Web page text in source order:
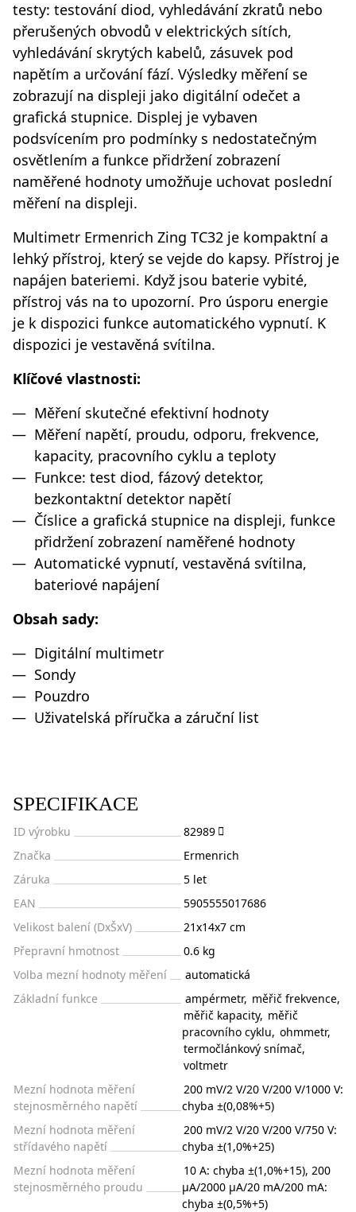
testy: testování diod, vyhledávání zkratů nebo
přerušených obvodů v elektrických sítích,
vyhledávání skrytých kabelů, zásuvek pod
napětím a určování fází. Výsledky měření se
zobrazují na displeji jako digitální odečet a
grafická stupnice. Displej je vybaven
podsvícením pro podmínky s nedostatečným
osvětlením a funkce přidržení zobrazení
naměřené hodnoty umožňuje uchovat poslední
měření na displeji.
Multimetr Ermenrich Zing TC32 je kompaktní a
lehký přístroj, který se vejde do kapsy. Přístroj je
napájen bateriemi. Když jsou baterie vybité,
přístroj vás na to upozorní. Pro úsporu energie
je k dispozici funkce automatického vypnutí. K
dispozici je vestavěná svítilna.
Klíčové vlastnosti:
Měření skutečné efektivní hodnoty
Měření napětí, proudu, odporu, frekvence,
kapacity, pracovního cyklu a teploty
Funkce: test diod, fázový detektor,
bezkontaktní detektor napětí
Číslice a grafická stupnice na displeji, funkce
přidržení zobrazení naměřené hodnoty
Automatické vypnutí, vestavěná svítilna,
bateriové napájení
Obsah sady:
Digitální multimetr
Sondy
Pouzdro
Uživatelská příručka a záruční list
SPECIFIKACE
ID výrobku
82989
Značka
Ermenrich
Záruka
5 let
EAN
5905555017686
Velikost balení (DxŠxV)
21x14x7 cm
Přepravní hmotnost
0.6 kg
Volba mezní hodnoty měření
automatická
Základní funkce
ampérmetr, měřič frekvence,
měřič kapacity, měřič
pracovního cyklu, ohmmetr,
termočlánkový snímač,
voltmetr
Mezní hodnota měření
stejnosměrného napětí
200 mV/2 V/20 V/200 V/1000 V:
chyba ±(0,08%+5)
Mezní hodnota měření
střídavého napětí
200 mV/2 V/20 V/200 V/750 V:
chyba ±(1,0%+25)
Mezní hodnota měření
stejnosměrného proudu
10 A: chyba ±(1,0%+15), 200
µA/2000 µA/20 mA/200 mA:
chyba ±(0,5%+5)